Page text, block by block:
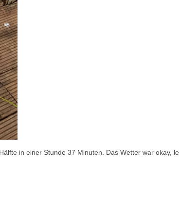
in einer Stunde 37 Minuten. Das Wetter war okay,